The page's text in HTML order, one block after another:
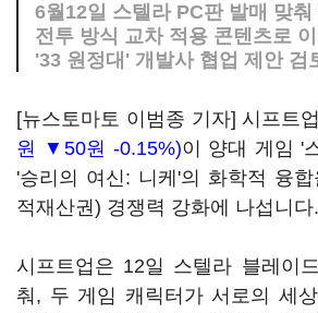
6월12일 스텔라 PC판 발매 맞
전투 방식 교차 적용 콘텐츠로
'33 원정대' 개발사 협업 제안 검
[뉴스토마토 이범종 기자]시프트
원 ▼50원 -0.15%)이 양대 게임 '
'승리의 여신: 니케'의 화학적 융합
적재산권) 경쟁력 강화에 나섭니다.
시프트업은 12일 스텔라 블레이
춰, 두 게임 캐릭터가 서로의 세